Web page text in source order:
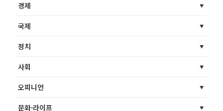
경제
국제
정치
사회
오피니언
문화·라이프